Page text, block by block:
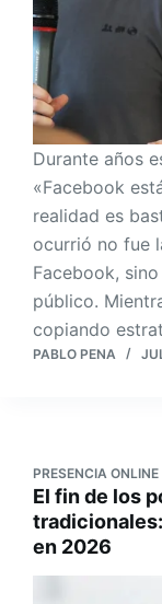
Durante años
«Facebook
realidad es
ocurrió no fue
Facebook,
público.
copiando
PABLO PENA
PRESENCIA ONLINE
El fin de los
en 2026